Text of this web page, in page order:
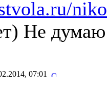
Не думаю
07:01